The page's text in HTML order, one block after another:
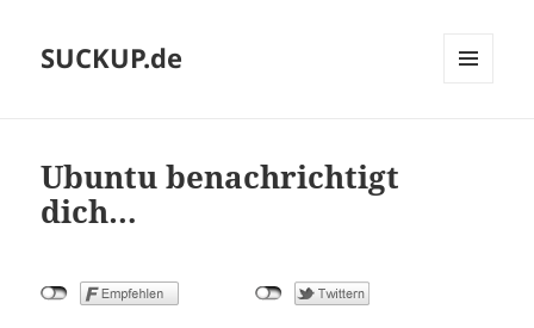
SUCKUP.de
Ubuntu benachrichtigt
dich…